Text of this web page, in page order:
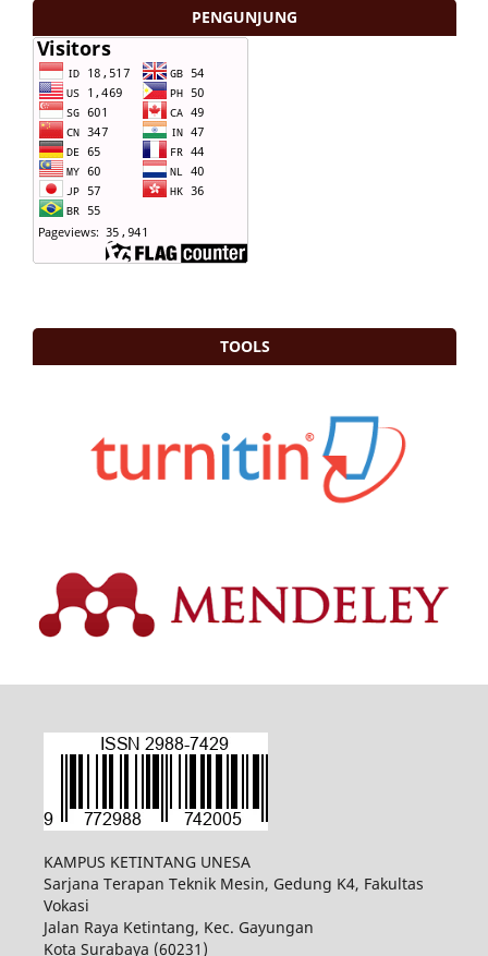
PENGUNJUNG
TOOLS
KAMPUS KETINTANG UNESA
Sarjana Terapan Teknik Mesin, Gedung K4, Fakultas
Vokasi
Jalan Raya Ketintang, Kec. Gayungan
Kota Surabaya (60231)